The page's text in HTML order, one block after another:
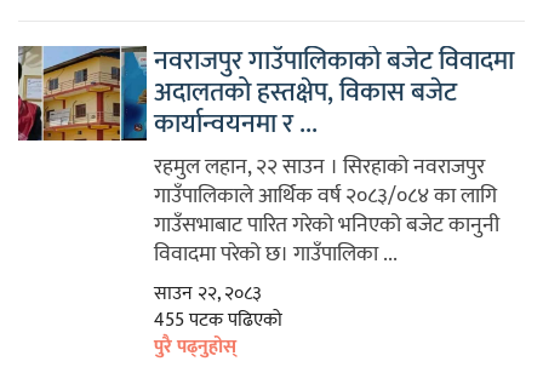
नवराजपुर गाउँपालिकाको बजेट विवादमा
अदालतको हस्तक्षेप, विकास बजेट
कार्यान्वयनमा र ...
रहमुल लहान, २२ साउन । सिरहाको नवराजपुर
गाउँपालिकाले आर्थिक वर्ष २०८३/०८४ का लागि
गाउँसभाबाट पारित गरेको भनिएको बजेट कानुनी
विवादमा परेको छ। गाउँपालिका ...
साउन २२, २०८३
455 पटक पढिएको
पुरै पढ्नुहोस्